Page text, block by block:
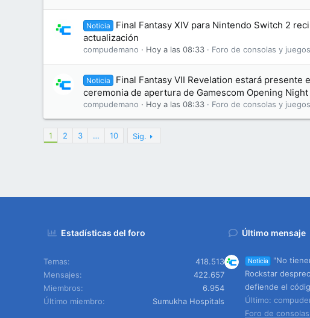
Noticia
Final Fantasy XIV para Nintendo Switch 2
actualización
compudemano Hoy a las 08:33 Foro de consolas y juegos
Noticia
Final Fantasy VII Revelation estará presente
ceremonia de apertura de Gamescom Opening Night
compudemano Hoy a las 08:33 Foro de consolas y juegos
1 2 3 … 10 Sig.
Estadísticas del foro
Temas
418.513
Mensajes
422.657
Miembros
6.954
Último miembro
Sumukha Hospitals
Último mensaje
Noticia
"No
Rockstar
defiende el
Último:
Foro de